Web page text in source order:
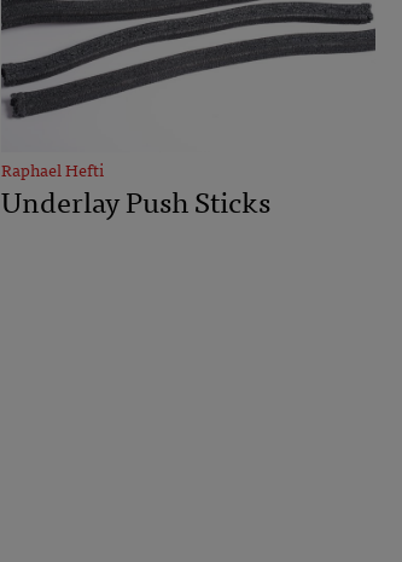
Raphael Hefti
Underlay Push Sticks